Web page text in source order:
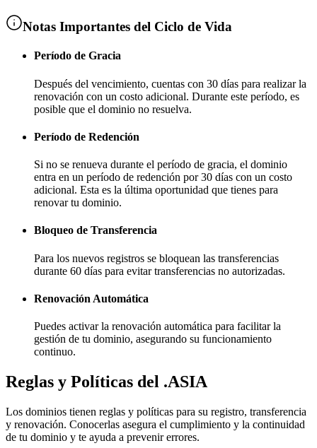
Notas Importantes del Ciclo de Vida
Período de Gracia
Después del vencimiento, cuentas con 30 días para realizar la
renovación con un costo adicional. Durante este período, es
posible que el dominio no resuelva.
Período de Redención
Si no se renueva durante el período de gracia, el dominio
entra en un período de redención por 30 días con un costo
adicional. Esta es la última oportunidad que tienes para
renovar tu dominio.
Bloqueo de Transferencia
Para los nuevos registros se bloquean las transferencias
durante 60 días para evitar transferencias no autorizadas.
Renovación Automática
Puedes activar la renovación automática para facilitar la
gestión de tu dominio, asegurando su funcionamiento
continuo.
Reglas y Políticas del .ASIA
Los dominios tienen reglas y políticas para su registro, transferencia
y renovación. Conocerlas asegura el cumplimiento y la continuidad
de tu dominio y te ayuda a prevenir errores.